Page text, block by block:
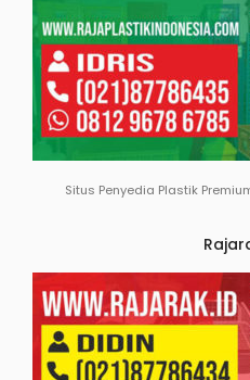
Situs Penyedia Plastik